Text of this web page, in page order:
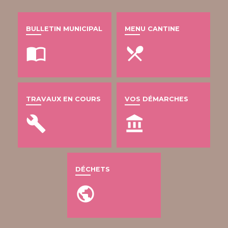
BULLETIN MUNICIPAL
import_contacts
MENU CANTINE
local_dining
TRAVAUX EN COURS
build
VOS DÉMARCHES
account_balance
DÉCHETS
public